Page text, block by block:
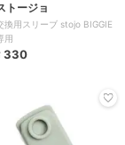
トージョ
換用スリーブ stojo BIGGIE
用
330